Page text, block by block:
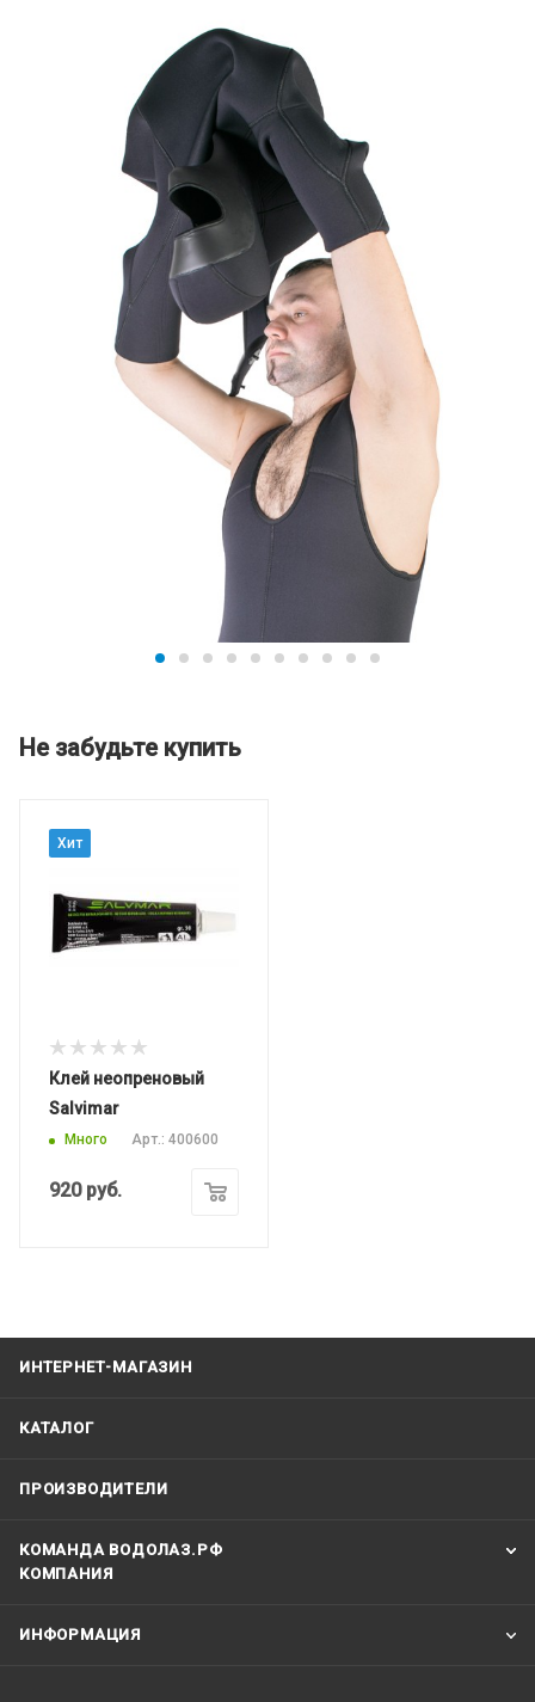
Не забудьте купить
Хит
Клей неопреновый
Salvimar
Много Арт.: 400600
920руб.
ИНТЕРНЕТ-МАГАЗИН
КАТАЛОГ
ПРОИЗВОДИТЕЛИ
КОМАНДА ВОДОЛАЗ.РФ
КОМПАНИЯ
ИНФОРМАЦИЯ